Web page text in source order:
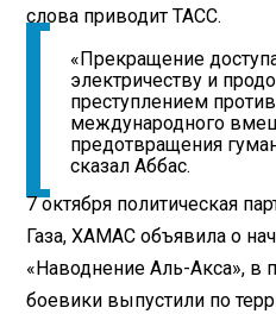
слова приводит ТАСС.
«Прекращение
электричеству и
преступлением
международного
предотвращения
сказал Аббас.
7 октября политическая
Газа, ХАМАС объявила о
«Наводнение Аль-Акса», в
боевики выпустили по